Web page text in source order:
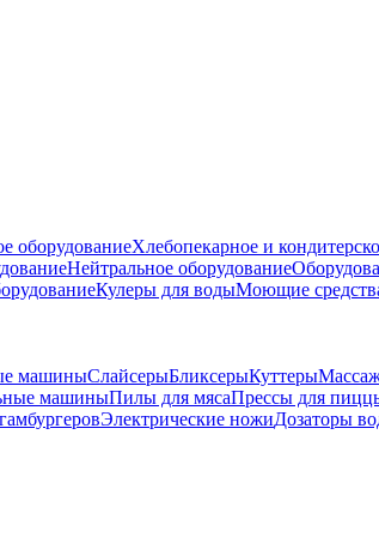
оборудованиеХлебопекарное и
Нейтральное оборудование
Кулеры для водыМоющие
машиныСлайсерыБликсерыКуттеры
машиныПилы для мясаПрессы для
Электрические ножиДозаторы